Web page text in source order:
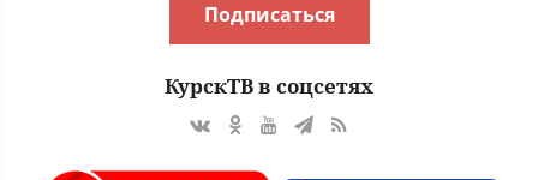
Подписаться
КурскТВ в соцсетях